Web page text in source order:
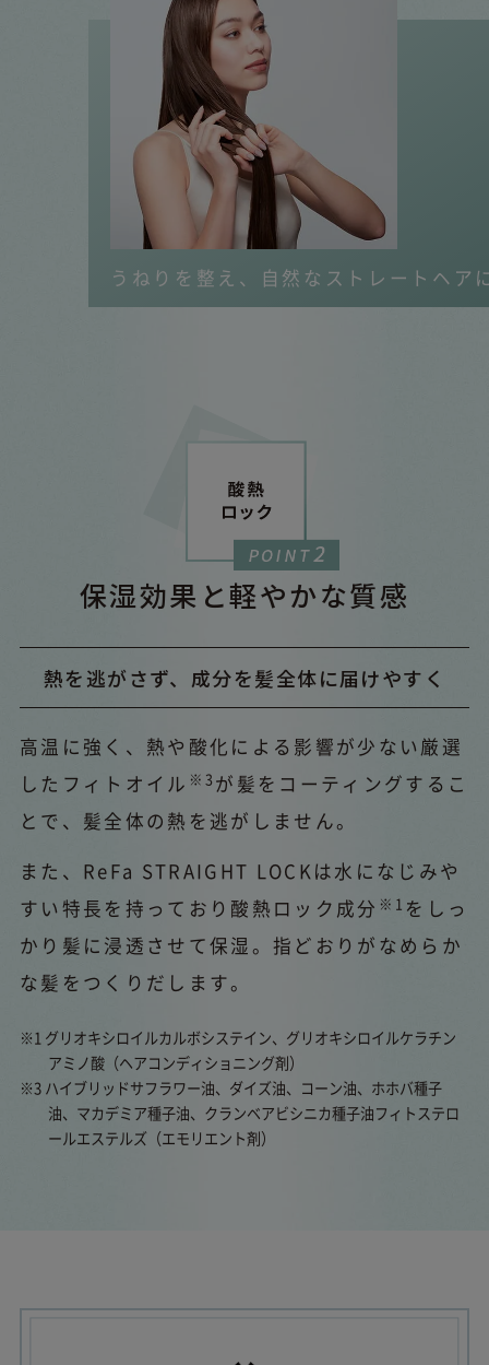
うねりを整え、自然なストレートヘア
保湿効果と軽やかな質感
熱を逃がさず、成分を髪全体に届けやすく
高温に強く、熱や酸化による影響が少ない厳選
したフィトオイル ※3 が髪をコーティングするこ
とで、髪全体の熱を逃がしません。
また、ReFa STRAIGHT LOCKは水になじみや
すい特長を持っており酸熱ロック成分 ※1
をしっ
かり髪に浸透させて保湿。指どおりがなめらか
な髪をつくりだします。
※1 グリオキシロイルカルボシステイン、グリオキシロイルケラチン
アミノ酸（ヘアコンディショニング剤）
※3 ハイブリッドサフラワー油、ダイズ油、コーン油、ホホバ種子
油、マカデミア種子油、クランベアビシニカ種子油フィトステロ
ールエステルズ（エモリエント剤）